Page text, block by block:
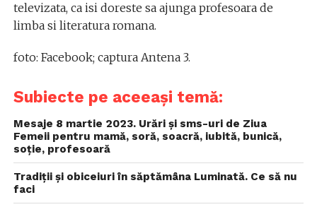
televizata, ca isi doreste sa ajunga profesoara de
limba si literatura romana.
foto: Facebook; captura Antena 3.
Subiecte pe aceeași temă:
Mesaje 8 martie 2023. Urări și sms-uri de Ziua
Femeii pentru mamă, soră, soacră, iubită, bunică,
soție, profesoară
Tradiții și obiceiuri în săptămâna Luminată. Ce să nu
faci